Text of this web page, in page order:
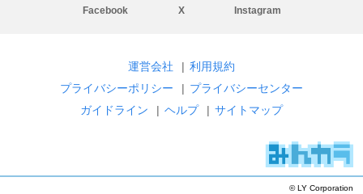
Facebook X Instagram
運営会社 | 利用規約
プライバシーポリシー
| プライバシーセンター
ガイドライン
| ヘルプ | サイトマップ
© LY Corporation